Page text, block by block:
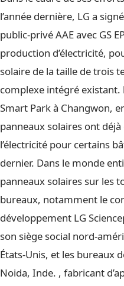
l’année dernière, LG a
public-privé AAE avec GS
production d’électricité,
solaire de la taille de trois
complexe intégré
Smart Park à Changwon,
panneaux solaires ont
l’électricité pour certains
dernier. Dans le monde
panneaux solaires sur les
bureaux, notamment le
développement LG
son siège social nord-
États-Unis, et les bureaux
Noida, Inde. , fabricant